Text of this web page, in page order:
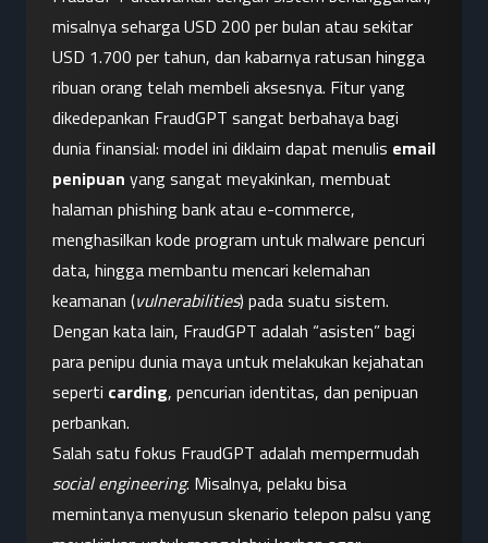
misalnya seharga USD 200 per bulan atau sekitar
USD 1.700 per tahun, dan kabarnya ratusan hingga
ribuan orang telah membeli aksesnya. Fitur yang
dikedepankan FraudGPT sangat berbahaya bagi
dunia finansial: model ini diklaim dapat menulis email
penipuan yang sangat meyakinkan, membuat
halaman phishing bank atau e-commerce,
menghasilkan kode program untuk malware pencuri
data, hingga membantu mencari kelemahan
keamanan (vulnerabilities) pada suatu sistem.
Dengan kata lain, FraudGPT adalah “asisten” bagi
para penipu dunia maya untuk melakukan kejahatan
seperti carding, pencurian identitas, dan penipuan
perbankan.
social engineering. Misalnya, pelaku bisa
memintanya menyusun skenario telepon palsu yang